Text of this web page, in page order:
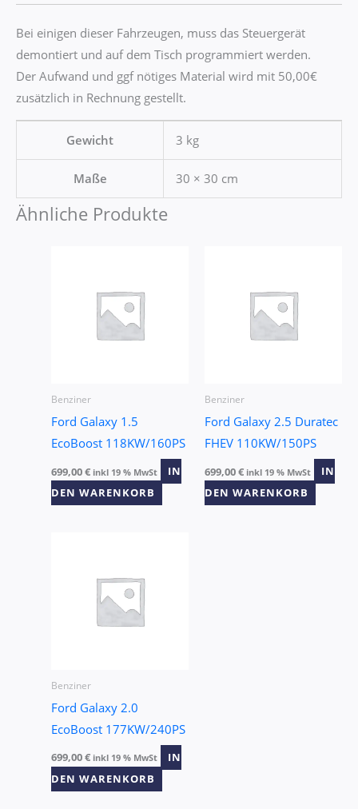
Bei einigen dieser Fahrzeugen, muss das Steuergerät
demontiert und auf dem Tisch programmiert werden.
Der Aufwand und ggf nötiges Material wird mit 50,00€
zusätzlich in Rechnung gestellt.
Gewicht 3 kg
Maße 30 × 30 cm
Ähnliche Produkte
Benziner
Ford Galaxy 1.5
EcoBoost 118KW/160PS
699,00€ inkl 19 % MwSt
IN
DEN WARENKORB
Benziner
Ford Galaxy 2.5 Duratec
FHEV 110KW/150PS
699,00€ inkl 19 % MwSt
IN
DEN WARENKORB
Benziner
Ford Galaxy 2.0
EcoBoost 177KW/240PS
699,00€ inkl 19 % MwSt
IN
DEN WARENKORB